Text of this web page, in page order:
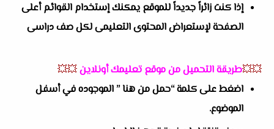
إذا كنت زائراً جديداً للموقع يمكنك إستخدام القوائم أعلى
الصفحة لإستعراض المحتوى التعليمى لكل صف دراسى
💥💥طريقة التحميل من موقع تعليمك أونلاين💥💥
اضغط على كلمة “حمل من هنا ” الموجوده في أسفل
الموضوع.